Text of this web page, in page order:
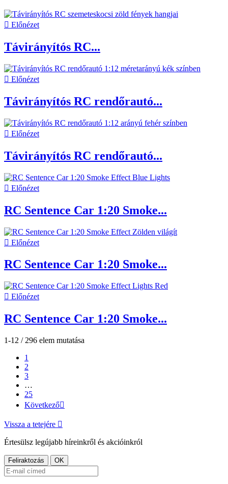
 Előnézet
Távirányítós RC...
 Előnézet
Távirányítós RC rendőrautó...
 Előnézet
Távirányítós RC rendőrautó...
 Előnézet
RC Sentence Car 1:20 Smoke...
 Előnézet
RC Sentence Car 1:20 Smoke...
 Előnézet
RC Sentence Car 1:20 Smoke...
1-12 / 296 elem mutatása
1
2
3
…
25
Következő
Vissza a tetejére 
Értesülsz legújabb híreinkről és akcióinkról